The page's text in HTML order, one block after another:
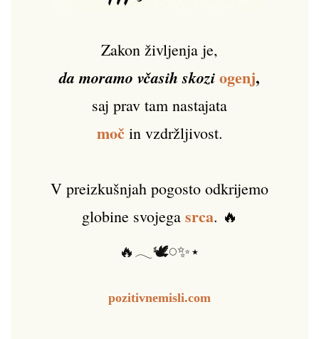
Zakon življenja je,
da moramo včasih skoziogenj,
saj prav tam nastajata
močin vzdržljivost.
V preizkušnjah pogosto odkrijemo
globine svojega srca. 🔥
🔥𓂃🕊️𓏸✨⋆
pozitivnemisli.com